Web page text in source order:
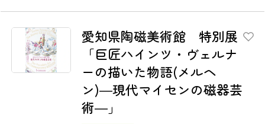
愛知県陶磁美術館 特別展
「巨匠ハインツ・ヴェルナ
ーの描いた物語(メルヘ
ン)―現代マイセンの磁器芸
術―」